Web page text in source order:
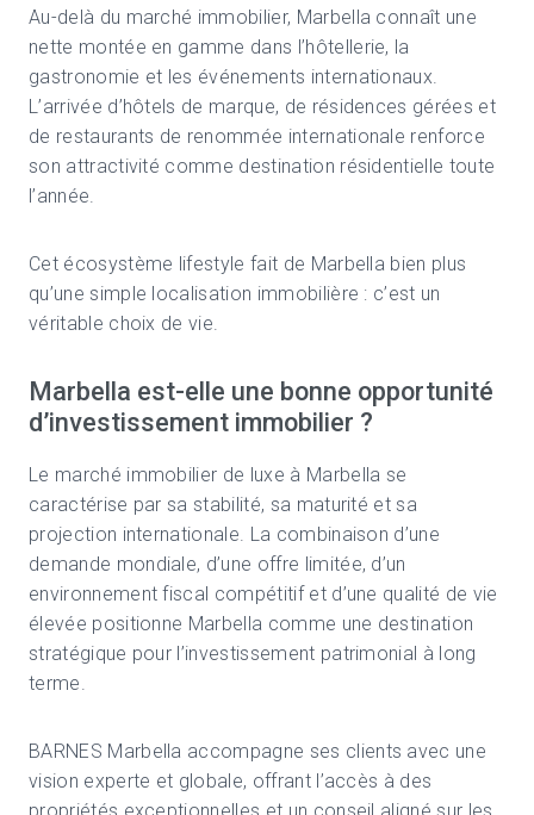
Au-delà du marché immobilier, Marbella connaît une
nette montée en gamme dans l’hôtellerie, la
gastronomie et les événements internationaux.
L’arrivée d’hôtels de marque, de résidences gérées et
de restaurants de renommée internationale renforce
son attractivité comme destination résidentielle toute
l’année.
Cet écosystème lifestyle fait de Marbella bien plus
qu’une simple localisation immobilière : c’est un
véritable choix de vie.
Marbella est-elle une bonne opportunité
d’investissement immobilier ?
Le marché immobilier de luxe à Marbella se
caractérise par sa stabilité, sa maturité et sa
projection internationale. La combinaison d’une
demande mondiale, d’une offre limitée, d’un
environnement fiscal compétitif et d’une qualité de vie
élevée positionne Marbella comme une destination
stratégique pour l’investissement patrimonial à long
terme.
BARNES Marbella accompagne ses clients avec une
vision experte et globale, offrant l’accès à des